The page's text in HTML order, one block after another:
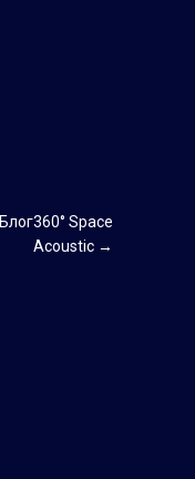
Блог360° Space
Acoustic →